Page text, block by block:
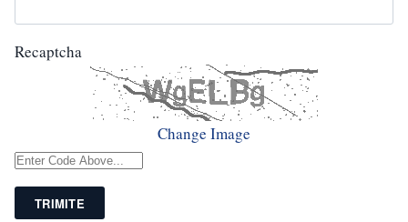
Recaptcha
Change Image
TRIMITE